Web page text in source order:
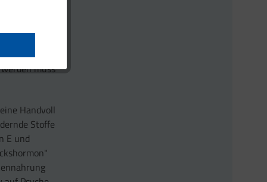
nicht nur
muss
Handvoll
Stoffe
E und